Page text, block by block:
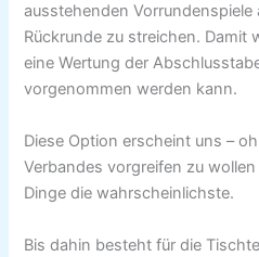
ausstehenden
Rückrunde zu streichen. Damit
eine Wertung der
vorgenommen werden kann.
Diese Option erscheint uns –
Verbandes vorgreifen zu
Dinge die wahrscheinlichste.
Bis dahin besteht für die